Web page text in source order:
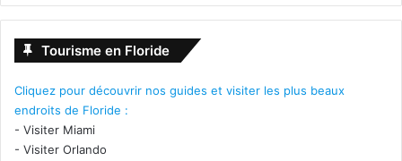
Tourisme en Floride
Cliquez pour découvrir nos guides et visiter les plus beaux
endroits de Floride :
- Visiter Miami
- Visiter Orlando